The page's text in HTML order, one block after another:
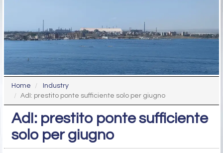
Home
Industry
AdI: prestito ponte sufficiente solo per giugno
AdI: prestito ponte sufficiente
solo per giugno